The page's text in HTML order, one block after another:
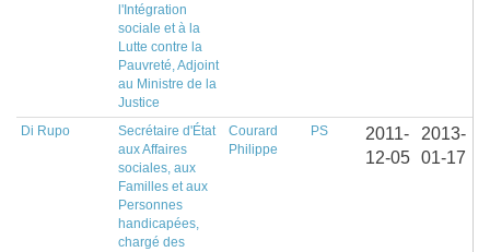
l'Intégration
sociale et à la
Lutte contre la
Pauvreté, Adjoint
au Ministre de la
Justice
Di Rupo
Secrétaire d'État
aux Affaires
sociales, aux
Familles et aux
Personnes
handicapées,
chargé des
Courard
Philippe
PS
2011-
12-05
2013-
01-17